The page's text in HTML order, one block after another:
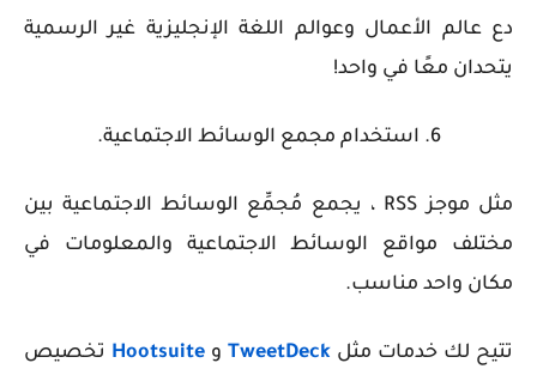
دع عالم الأعمال وعوالم اللغة الإنجليزية غير الرسمية
يتحدان معًا في واحد!
6. استخدام مجمع الوسائط الاجتماعية.
مثل موجز RSS ، يجمع مُجمِّع الوسائط الاجتماعية بين
مختلف مواقع الوسائط الاجتماعية والمعلومات في
مكان واحد مناسب.
تتيح لك خدمات مثل TweetDeck و Hootsuite تخصيص